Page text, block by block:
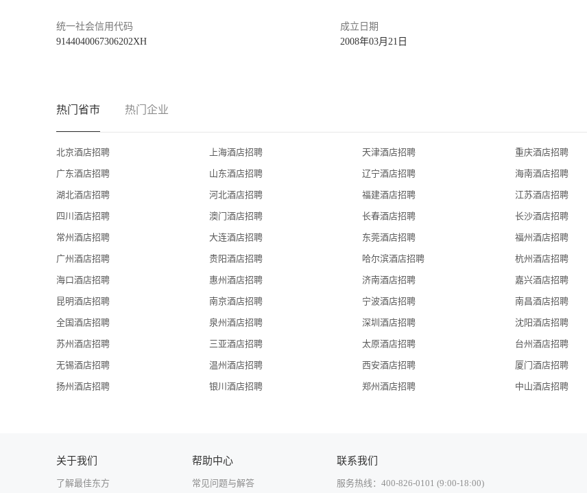
酒店管理板块---魅力酒店，品质至上。“来魅力假日酒店+龙珠达国际酒店”双品牌战略，尽享领略珠澳风情。
来魅力假日酒店，高踞拱北之巅地标性建筑，旖旎景色、匠心设计，精心打造近300间温馨舒适的客房，配套有健身房、泳
龙珠达国际酒店，珠海首家智能化高端精品无烟酒店，建筑面积3万多平方米，近200间精品豪华客房，采用国际先进的空气
净化和恒温空调系统，让客房空气清新。配套有“一本魅·海鲜放题·无国界料理”、 餐厅、商场、美容美发、露天恒温泳池、健
身房、酒吧、KTV、SPA、全自动立体车库和管家式代客泊车服务等。与城轨站相连、直达拱北、青茂两大口岸，俯瞰珠澳城
景，智能客房，贴心服务，商务出行、居家旅行的臻享之选。
酒店+商业配套”项目。来魅力壁画村，大大改善居民生活环境的同时，达到全面提升珠海城市形象的成果。来魅力印象文化传
媒有限公司，作为集团自媒体运营平台，整合集团广告运营资源、品牌策划及推广，为集团步入大湾区时代创造更大影响力。
房地产板块---魅力房地产，为宜居之城建品质之家。龙珠达集团旗下房地产公司——家源房地产、诚建房地产、盛源房地
产，本着让居住更有品质、让生活更加美好的初心，目前已启动多个房地产开发项目，力求在未来五年内，打造成为大湾区地
产界知名品牌。
源不断的动力，为事业伙伴、合作商家的事业腾飞提供最有力的资金保障。
求职者请注意事项：
1.龙珠达集团旗下公司： 珠海来魅力分公司（来魅力女人世界）； 珠海来魅力假日酒店； 龙珠达国际酒店；来魅力口岸城；
所有的招聘均由龙珠达集团人力资源管理中心统一负责，求职者请注明应聘的公司名称。
5.本集团面试地点：珠海来魅力假日酒店二楼人力资源管理中心。
35、207、601、608。
统一社会信用代码
9144040067306202XH
成立日期
2008年03月21日
热门省市 热门企业
北京酒店招聘 上海酒店招聘 天津酒店招聘 重庆酒店招聘
广东酒店招聘 山东酒店招聘 辽宁酒店招聘 海南酒店招聘
湖北酒店招聘 河北酒店招聘 福建酒店招聘 江苏酒店招聘
四川酒店招聘 澳门酒店招聘 长春酒店招聘 长沙酒店招聘
常州酒店招聘 大连酒店招聘 东莞酒店招聘 福州酒店招聘
广州酒店招聘 贵阳酒店招聘 哈尔滨酒店招聘 杭州酒店招聘
海口酒店招聘 惠州酒店招聘 济南酒店招聘 嘉兴酒店招聘
昆明酒店招聘 南京酒店招聘 宁波酒店招聘 南昌酒店招聘
全国酒店招聘 泉州酒店招聘 深圳酒店招聘 沈阳酒店招聘
苏州酒店招聘 三亚酒店招聘 太原酒店招聘 台州酒店招聘
无锡酒店招聘 温州酒店招聘 西安酒店招聘 厦门酒店招聘
扬州酒店招聘 银川酒店招聘 郑州酒店招聘 中山酒店招聘
关于我们
了解最佳东方
帮助中心
常见问题与解答
联系我们
服务热线：400-826-0101 (9:00-18:00)